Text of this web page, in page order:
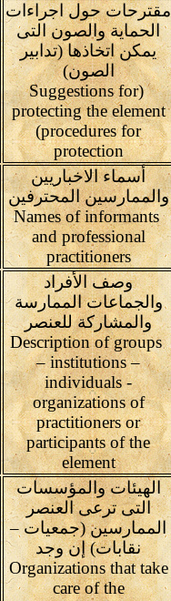
مقترحات حول اجراءات
الحماية والصون التى
يمكن اتخاذها (تدابير
الصون)
(Suggestions for
protecting the element
(procedures for
protection
أسماء الاخباريين
والممارسين المحترفين
Names of informants
and professional
practitioners
وصف الأفراد
والجماعات الممارسة
والمشاركة للعنصر
Description of groups
– institutions –
individuals -
organizations of
practitioners or
participants of the
element
الهيئات والمؤسسات
التى ترعى العنصر
الممارسين (جمعيات –
نقابات) إن وجد
Organizations that take
care of the